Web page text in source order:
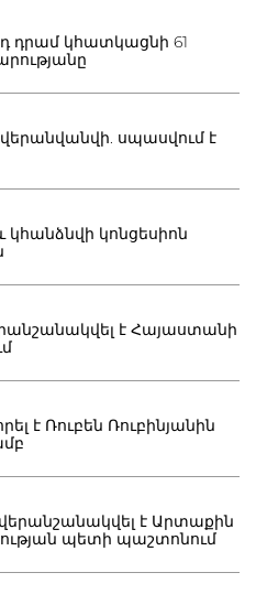
դրամ կհատկացնի 61
սպասվում է
կոնցեսիոն
է Հայաստանի
է Ռուբեն Ռուբինյանին
է Արտաքին
պետի պաշտոնում